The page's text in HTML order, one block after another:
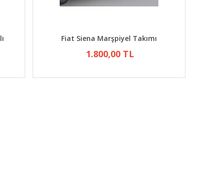
Fiat Siena Marşpiyel Takımı
1.800,00 TL